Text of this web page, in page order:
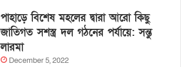
পাহাড়ে বিশেষ মহলের দ্বারা আরো কিছু
জাতিগত সশস্ত্র দল গঠনের পর্যায়ে: সন্তু
লারমা
December 5, 2022